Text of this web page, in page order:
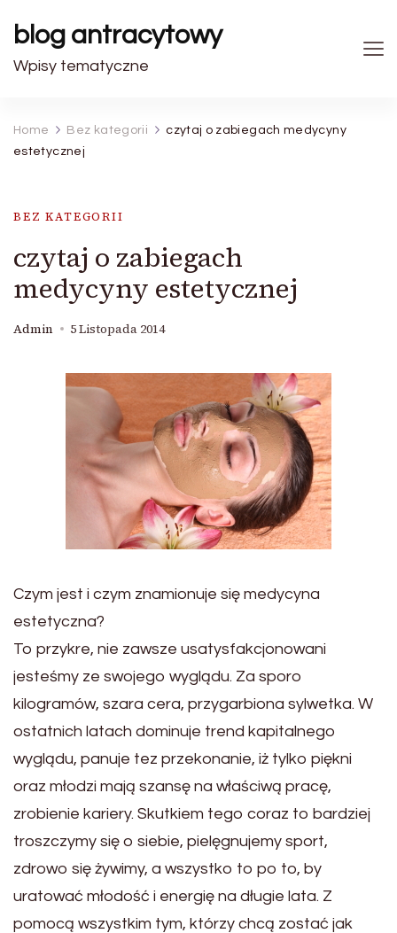
blog antracytowy
Wpisy tematyczne
Home Bez kategorii
czytaj o zabiegach medycyny
estetycznej
BEZ KATEGORII
czytaj o zabiegach
medycyny estetycznej
Admin 5 Listopada 2014
Czym jest i czym znamionuje się medycyna
estetyczna?
To przykre, nie zawsze usatysfakcjonowani
jesteśmy ze swojego wyglądu. Za sporo
kilogramów, szara cera, przygarbiona sylwetka. W
ostatnich latach dominuje trend kapitalnego
wyglądu, panuje tez przekonanie, iż tylko piękni
oraz młodzi mają szansę na właściwą pracę,
zrobienie kariery. Skutkiem tego coraz to bardziej
troszczymy się o siebie, pielęgnujemy sport,
zdrowo się żywimy, a wszystko to po to, by
uratować młodość i energię na długie lata. Z
pomocą wszystkim tym, którzy chcą zostać jak